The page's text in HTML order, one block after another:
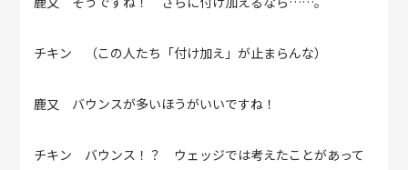
チキン （この人たち「付け加え」が止まらんな）
鹿又 バウンスが多いほうがいいですね！
チキン バウンス！？ ウェッジでは考えたことがあって